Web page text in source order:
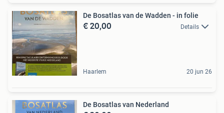
De Bosatlas van de Wadden - in folie
€ 20,00 Details
Haarlem 20 jun 26
De Bosatlas van Nederland